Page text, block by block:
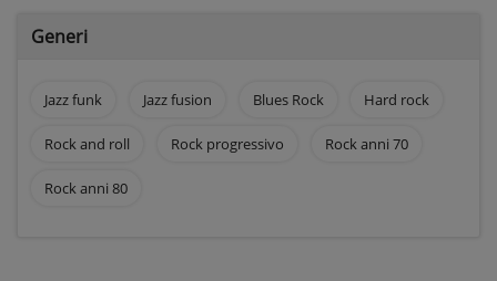
Generi
Jazz funk Jazz fusion Blues Rock Hard rock
Rock and roll Rock progressivo Rock anni 70
Rock anni 80